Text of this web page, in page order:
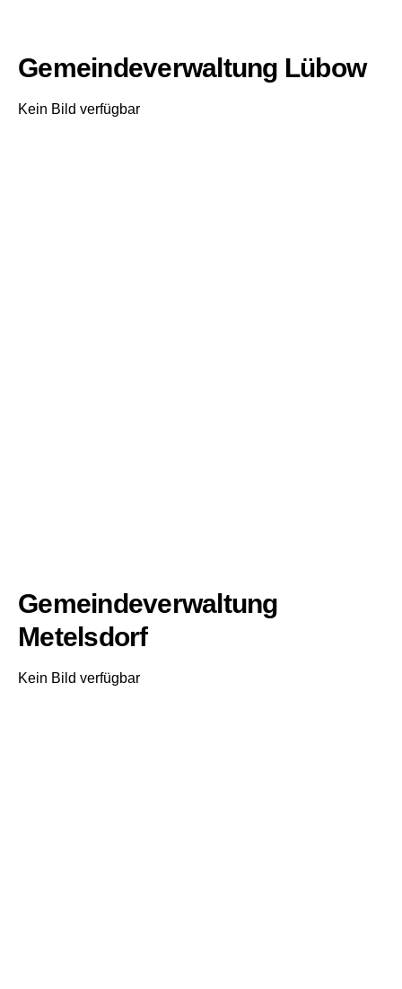
Gemeindeverwaltung Lübow
Kein Bild verfügbar
Gemeindeverwaltung
Metelsdorf
Kein Bild verfügbar